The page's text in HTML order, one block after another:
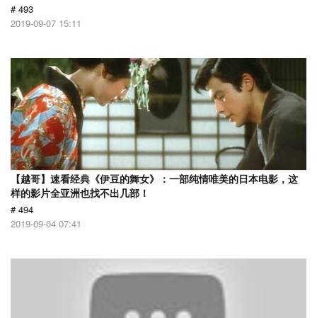
# 493
2019-09-07 15:11
【越哥】速看经典《伊豆的舞女》：一部纯情唯美的日本电影，这
样的影片全亚洲也找不出几部！
# 494
2019-09-04 07:41